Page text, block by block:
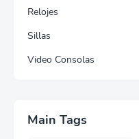
Relojes
Sillas
Video Consolas
Main Tags